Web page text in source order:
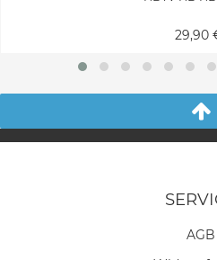
29,90
AGB